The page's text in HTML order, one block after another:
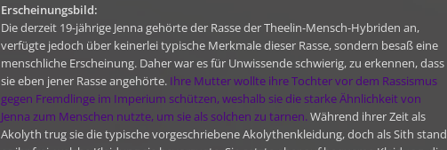
Erscheinungsbild:
Die derzeit 19-jährige Jenna gehörte der Rasse der Theelin-Mensch-Hybriden an,
verfügte jedoch über keinerlei typische Merkmale dieser Rasse, sondern besaß eine
menschliche Erscheinung. Daher war es für Unwissende schwierig, zu erkennen, dass
sie eben jener Rasse angehörte. Ihre Mutter wollte ihre Tochter vor dem Rassismus
gegen Fremdlinge im Imperium schützen, weshalb sie die starke Ähnlichkeit von
Jenna zum Menschen nutzte, um sie als solchen zu tarnen.Während ihrer Zeit als
Akolyth trug sie die typische vorgeschriebene Akolythenkleidung, doch als Sith stand